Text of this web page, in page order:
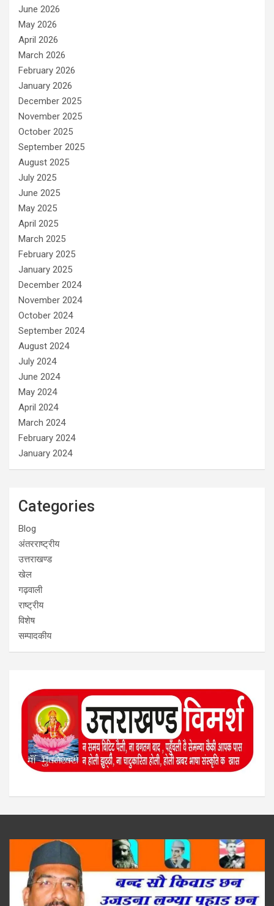
June 2026
May 2026
April 2026
March 2026
February 2026
January 2026
December 2025
November 2025
October 2025
September 2025
August 2025
July 2025
June 2025
May 2025
April 2025
March 2025
February 2025
January 2025
December 2024
November 2024
October 2024
September 2024
August 2024
July 2024
June 2024
May 2024
April 2024
March 2024
February 2024
January 2024
Categories
Blog
अंतरराष्ट्रीय
उत्तराखण्ड
खेल
गढ़वाली
राष्ट्रीय
विशेष
सम्पादकीय